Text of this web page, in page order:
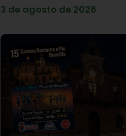
3 de agosto de 2026